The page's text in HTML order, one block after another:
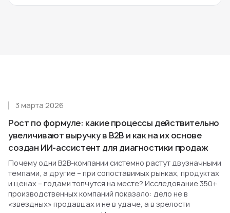
Рост по формуле: какие процессы действительно
увеличивают выручку в B2B и как на их основе
создан ИИ-ассистент для диагностики продаж
3 марта 2026
Почему одни B2B-компании системно растут двузначными
темпами, а другие – при сопоставимых рынках, продуктах
и ценах – годами топчутся на месте? Исследование 350+
производственных компаний показало: дело не в
«звездных» продавцах и не в удаче, а в зрелости